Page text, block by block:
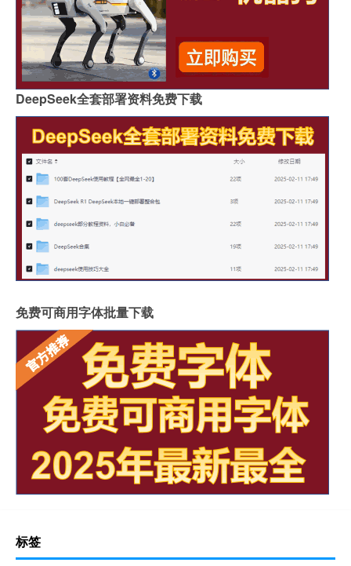
DeepSeek全套部署资料免费下载
免费可商用字体批量下载
标签